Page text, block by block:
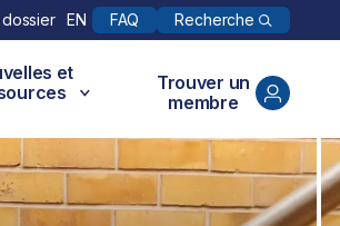
EN FAQ Recherche
et
Trouver un
membre